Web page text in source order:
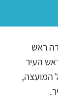
ראש
העיר
המועצה,